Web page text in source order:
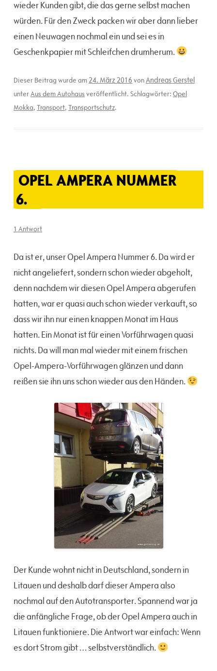
wieder Kunden gibt, die das gerne selbst machen
würden. Für den Zweck packen wir aber dann lieber
einen Neuwagen nochmal ein und sei es in
Geschenkpapier mit Schleifchen drumherum.
Dieser Beitrag wurde am24. März 2016 vonAndreas Gerstel
unterAus dem Autohaus veröffentlicht. Schlagwörter: Opel
Mokka, Transport, Transportschutz.
OPEL AMPERA NUMMER
6.
1 Antwort
Da ist er, unser Opel Ampera Nummer 6. Da wird er
nicht angeliefert, sondern schon wieder abgeholt,
denn nachdem wir diesen Opel Ampera abgerufen
hatten, war er quasi auch schon wieder verkauft, so
dass wir ihn nur einen knappen Monat im Haus
hatten. Ein Monat ist für einen Vorführwagen quasi
nichts. Da will man mal wieder mit einem frischen
Opel-Ampera-Vorführwagen glänzen und dann
reißen sie ihn uns schon wieder aus den Händen.
Der Kunde wohnt nicht in Deutschland, sondern in
Litauen und deshalb darf dieser Ampera also
nochmal auf den Autotransporter. Spannend war ja
die anfängliche Frage, ob der Opel Ampera auch in
Litauen funktioniere. Die Antwort war einfach: Wenn
es dort Strom gibt … selbstverständlich.